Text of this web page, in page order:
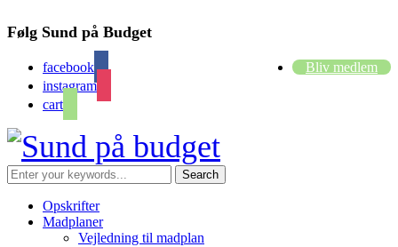
Følg Sund på Budget
facebook
instagram
cart
Bliv medlem
Opskrifter
Madplaner
Vejledning til madplan